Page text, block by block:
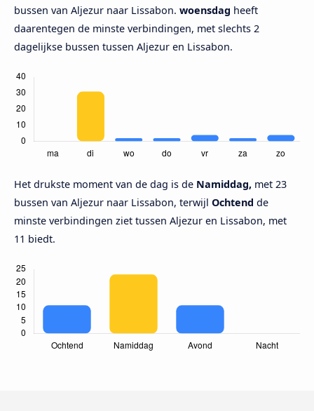
bussen van Aljezur naar Lissabon. woensdag heeft
daarentegen de minste verbindingen, met slechts 2
dagelijkse bussen tussen Aljezur en Lissabon.
Het drukste moment van de dag is de Namiddag, met 23
bussen van Aljezur naar Lissabon, terwijl Ochtend de
minste verbindingen ziet tussen Aljezur en Lissabon, met
11 biedt.